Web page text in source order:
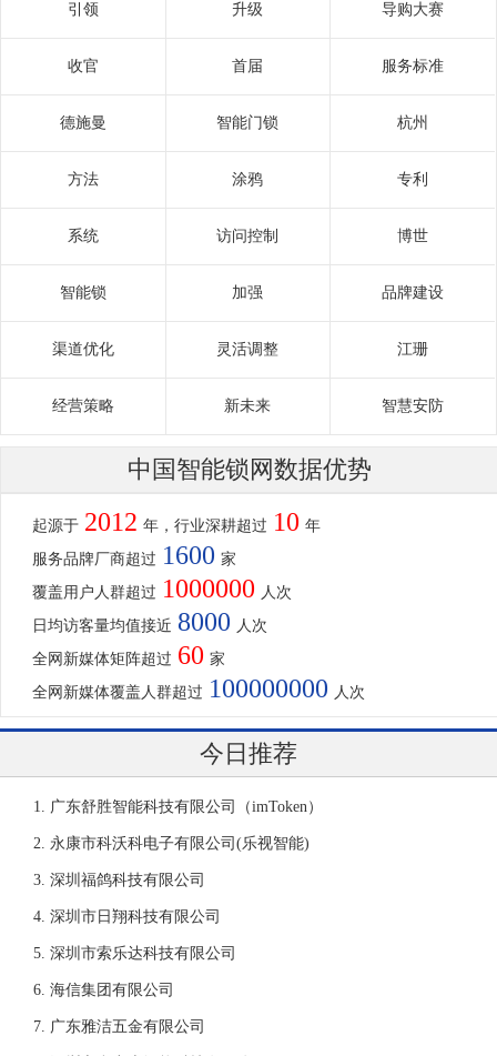
引领 升级 导购大赛
收官 首届 服务标准
德施曼 智能门锁 杭州
方法 涂鸦 专利
系统 访问控制 博世
智能锁 加强 品牌建设
渠道优化 灵活调整 江珊
经营策略 新未来 智慧安防
中国智能锁网数据优势
起源于 2012 年，行业深耕超过 10 年
服务品牌厂商超过 1600 家
覆盖用户人群超过 1000000 人次
日均访客量均值接近 8000 人次
全网新媒体矩阵超过 60 家
全网新媒体覆盖人群超过 100000000 人次
今日推荐
广东舒胜智能科技有限公司（imToken）
永康市科沃科电子有限公司(乐视智能)
深圳福鸽科技有限公司
深圳市日翔科技有限公司
深圳市索乐达科技有限公司
海信集团有限公司
广东雅洁五金有限公司